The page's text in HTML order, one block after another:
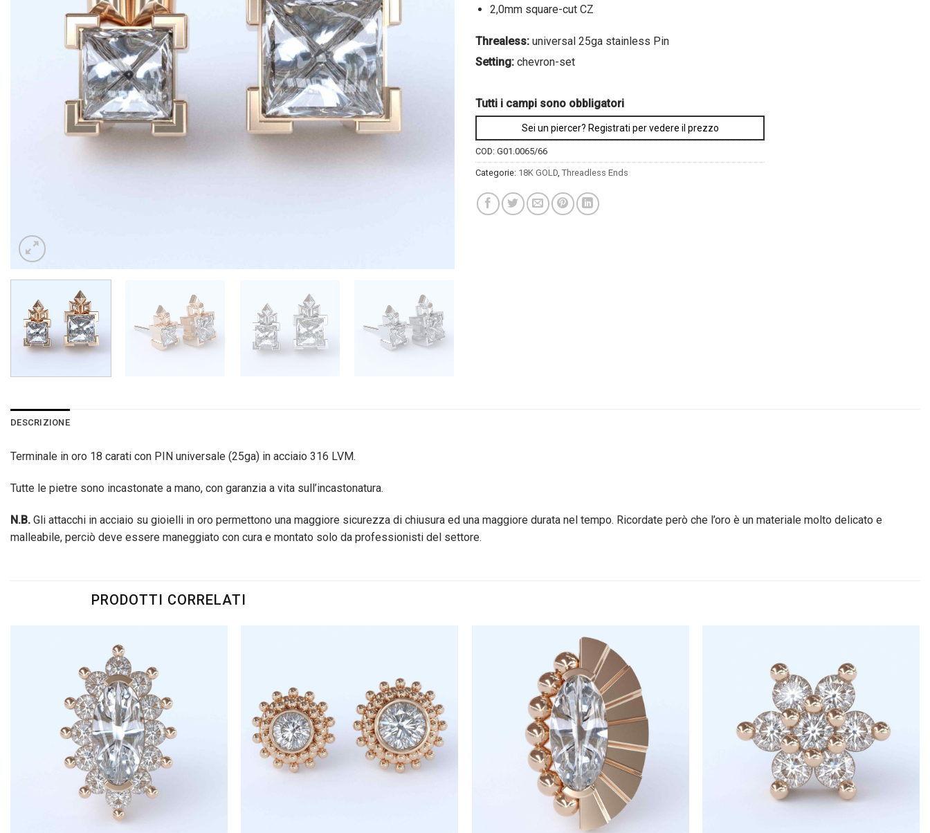
2,0mm square-cut CZ
Threaless: universal 25ga stainless Pin
Setting: chevron-set
Tutti i campi sono obbligatori
Sei un piercer? Registrati per vedere il prezzo
COD: G01.0065/66
Categorie: 18K GOLD, Threadless Ends
DESCRIZIONE
Terminale in oro 18 carati con PIN universale (25ga) in acciaio 316 LVM.
Tutte le pietre sono incastonate a mano, con garanzia a vita sull’incastonatura.
N.B. Gli attacchi in acciaio su gioielli in oro permettono una maggiore sicurezza di chiusura ed una maggiore durata nel tempo. Ricordate però che l’oro è un materiale molto delicato e
malleabile, perciò deve essere maneggiato con cura e montato solo da professionisti del settore.
PRODOTTI CORRELATI